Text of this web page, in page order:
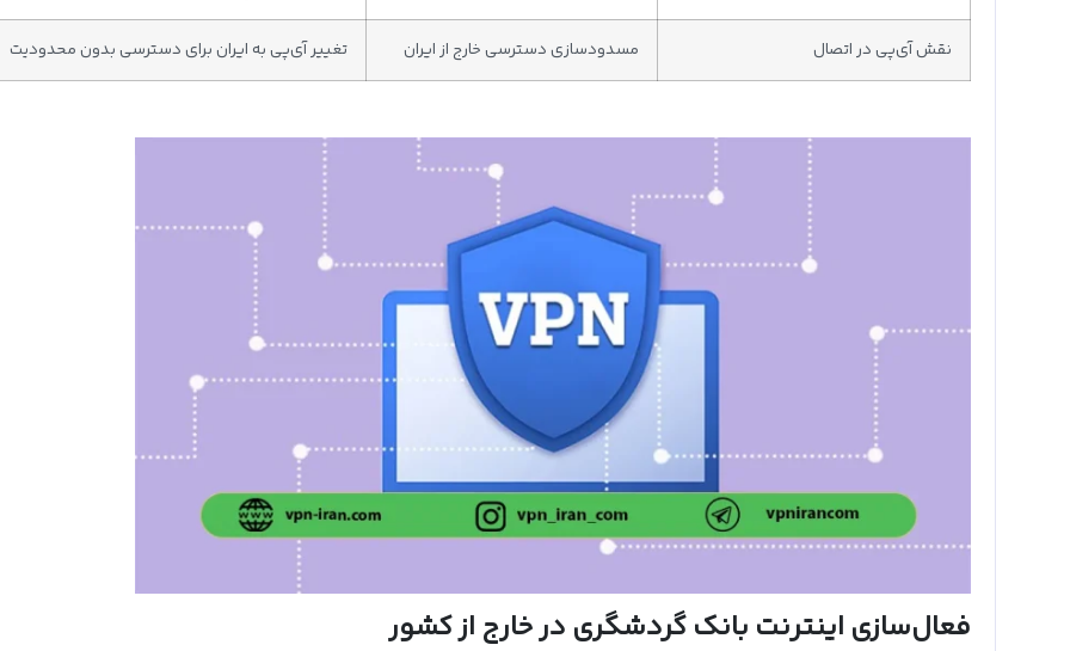
نقش آی‌پی در اتصال مسدودسازی دسترسی خارج از ایران تغییر آی‌پی به ایران برای دسترسی بدون محدودیت
فعال‌سازی اینترنت بانک گردشگری در خارج از کشور